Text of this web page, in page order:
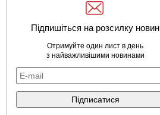
Підпишіться на розсилку новин
Отримуйте один лист в день
з найважливішими новинами